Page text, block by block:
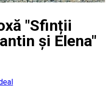
"Sfinții
și Elena"